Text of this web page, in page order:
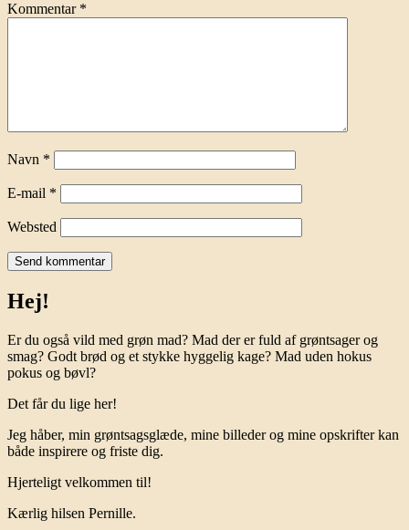
Kommentar *
Navn *
E-mail *
Websted
Hej!
Er du også vild med grøn mad? Mad der er fuld af grøntsager og
smag? Godt brød og et stykke hyggelig kage? Mad uden hokus
pokus og bøvl?
Det får du lige her!
Jeg håber, min grøntsagsglæde, mine billeder og mine opskrifter kan
både inspirere og friste dig.
Hjerteligt velkommen til!
Kærlig hilsen Pernille.